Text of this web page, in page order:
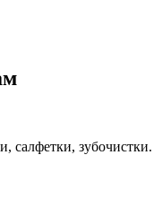
салфетки, зубочистки.